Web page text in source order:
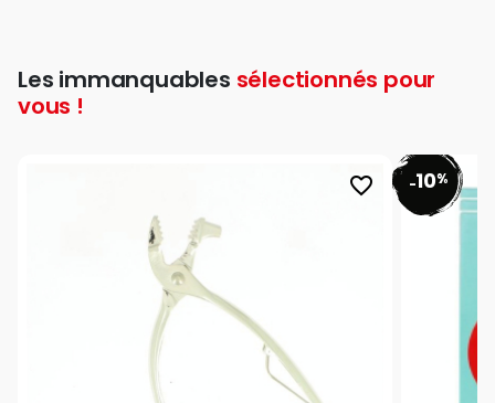
Les immanquables sélectionnés pour
vous !
favorite_border -10%